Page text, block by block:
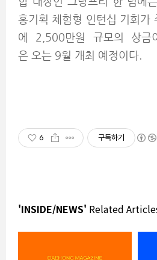
홍기획 체험형 인턴십 기회가
에 2,500만원 규모의 상금
은 오는 9월 개최 예정이다.
6 구독하기
'INSIDE/NEWS' Related